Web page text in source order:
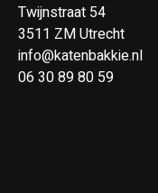
Twijnstraat 54
3511 ZM Utrecht
info@katenbakkie.nl
06 30 89 80 59